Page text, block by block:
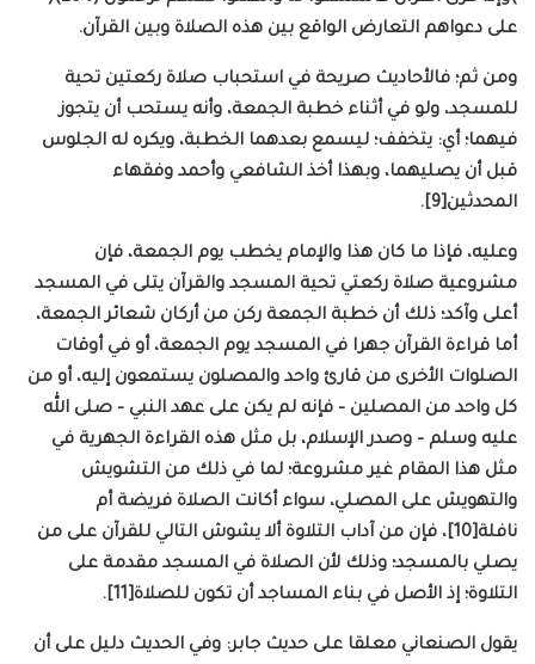
على دعواهم التعارض الواقع بين هذه الصلاة وبين القرآن.
ومن ثم؛ فالأحاديث صريحة في استحباب صلاة ركعتين تحية
للمسجد، ولو في أثناء خطبة الجمعة، وأنه يستحب أن يتجوز
فيهما؛ أي: يتخفف؛ ليسمع بعدهما الخطبة، ويكره له الجلوس
قبل أن يصليهما، وبهذا أخذ الشافعي وأحمد وفقهاء
المحدثين[9].
وعليه، فإذا ما كان هذا والإمام يخطب يوم الجمعة، فإن
مشروعية صلاة ركعتي تحية المسجد والقرآن يتلى في المسجد
أعلى وآكد؛ ذلك أن خطبة الجمعة ركن من أركان شعائر الجمعة،
أما قراءة القرآن جهرا في المسجد يوم الجمعة، أو في أوقات
الصلوات الأخرى من قارئ واحد والمصلون يستمعون إليه، أو من
كل واحد من المصلين – فإنه لم يكن على عهد النبي – صلى الله
عليه وسلم – وصدر الإسلام، بل مثل هذه القراءة الجهرية في
مثل هذا المقام غير مشروعة؛ لما في ذلك من التشويش
والتهويش على المصلي، سواء أكانت الصلاة فريضة أم
نافلة[10]، فإن من آداب التلاوة ألا يشوش التالي للقرآن على من
يصلي بالمسجد؛ وذلك لأن الصلاة في المسجد مقدمة على
التلاوة؛ إذ الأصل في بناء المساجد أن تكون للصلاة[11].
يقول الصنعاني معلقا على حديث جابر: وفي الحديث دليل على أن